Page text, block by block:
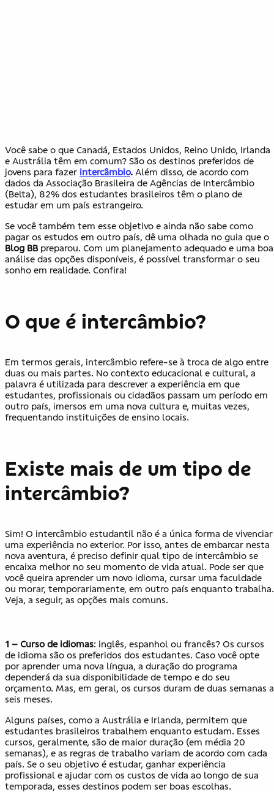
Você sabe o que Canadá, Estados Unidos, Reino Unido, Irlanda
e Austrália têm em comum? São os destinos preferidos de
jovens para fazer intercâmbio. Além disso, de acordo com
dados da Associação Brasileira de Agências de Intercâmbio
(Belta), 82% dos estudantes brasileiros têm o plano de
estudar em um país estrangeiro.
Se você também tem esse objetivo e ainda não sabe como
pagar os estudos em outro país, dê uma olhada no guia que o
Blog BBpreparou. Com um planejamento adequado e uma boa
análise das opções disponíveis, é possível transformar o seu
sonho em realidade. Confira!
O que é intercâmbio?
Em termos gerais, intercâmbio refere-se à troca de algo entre
duas ou mais partes. No contexto educacional e cultural, a
palavra é utilizada para descrever a experiência em que
estudantes, profissionais ou cidadãos passam um período em
outro país, imersos em uma nova cultura e, muitas vezes,
frequentando instituições de ensino locais.
Existe mais de um tipo de
intercâmbio?
Sim! O intercâmbio estudantil não é a única forma de vivenciar
uma experiência no exterior. Por isso, antes de embarcar nesta
nova aventura, é preciso definir qual tipo de intercâmbio se
encaixa melhor no seu momento de vida atual. Pode ser que
você queira aprender um novo idioma, cursar uma faculdade
ou morar, temporariamente, em outro país enquanto trabalha.
Veja, a seguir, as opções mais comuns.
1 – Curso de idiomas: inglês, espanhol ou francês? Os cursos
de idioma são os preferidos dos estudantes. Caso você opte
por aprender uma nova língua, a duração do programa
dependerá da sua disponibilidade de tempo e do seu
orçamento. Mas, em geral, os cursos duram de duas semanas a
seis meses.
Alguns países, como a Austrália e Irlanda, permitem que
estudantes brasileiros trabalhem enquanto estudam. Esses
cursos, geralmente, são de maior duração (em média 20
semanas), e as regras de trabalho variam de acordo com cada
país. Se o seu objetivo é estudar, ganhar experiência
profissional e ajudar com os custos de vida ao longo de sua
temporada, esses destinos podem ser boas escolhas.